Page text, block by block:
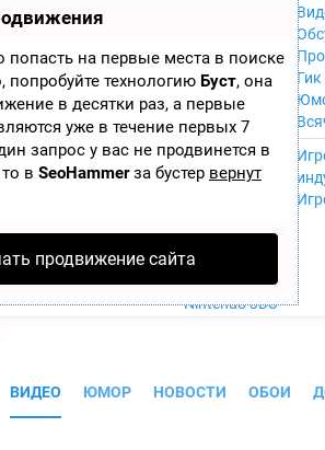
попасть на первые места в поиске
попробуйте технологию Буст, она
в десятки раз, а первые
уже в течение первых 7
запрос у вас не продвинется в
в SeoHammerза бустер вернут
продвижение сайта
Android
iPhone, iPod,
iPad
MacOS
Sega Mega Drive
NES
Wii U
PS4
Xbox One
Nintendo 3DS
Гик
ВИДЕО ЮМОР НОВОСТИ ОБОИ